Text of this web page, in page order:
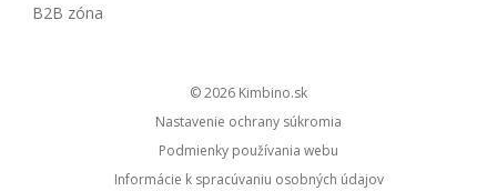
B2B zóna
© 2026
kimbino.sk
Nastavenie ochrany súkromia
Podmienky používania webu
Informácie k spracúvaniu osobných údajov